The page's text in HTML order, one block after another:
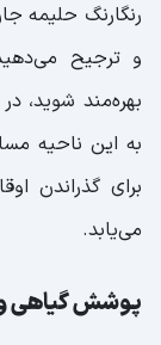
رنگارنگ حلیمه
و ترجیح
بهره‌مند شوید،
به این ناحیه
برای گذراندن
می‌یابد.
پوشش گیاهی